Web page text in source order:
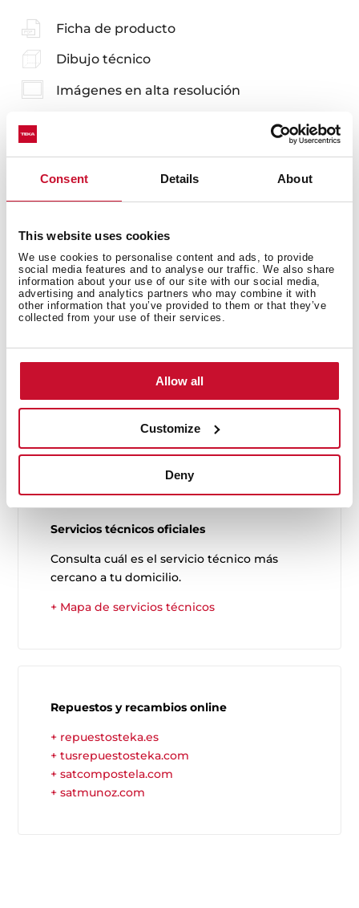
Consent Details About
This website uses cookies
We use cookies to personalise content and ads, to provide
social media features and to analyse our traffic. We also share
information about your use of our site with our social media,
advertising and analytics partners who may combine it with
other information that you’ve provided to them or that they’ve
collected from your use of their services.
Allow all
Customize
Deny
Ficha de producto
Dibujo técnico
Imágenes en alta resolución
Para cualquier incidencia, reparación o compra de un
recambio original, recomendamos acudir siempre a un
Servicio Técnico Oficial acreditado por Teka.
Solicita un servicio
con nosotros en el horario de atención al
cliente o rellenar el formulario online.
Servicios técnicos oficiales
Consulta cuál es el servicio técnico más
cercano a tu domicilio.
+ Mapa de servicios técnicos
Repuestos y recambios online
+ repuestosteka.es
+ tusrepuestosteka.com
+ satcompostela.com
+ satmunoz.com